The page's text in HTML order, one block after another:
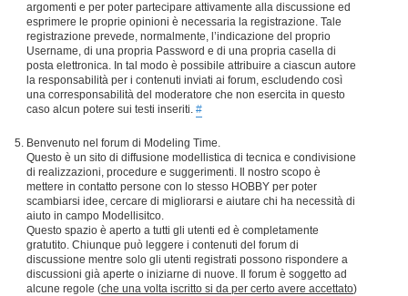
argomenti e per poter partecipare attivamente alla discussione ed
esprimere le proprie opinioni è necessaria la registrazione. Tale
registrazione prevede, normalmente, l’indicazione del proprio
Username, di una propria Password e di una propria casella di
posta elettronica. In tal modo è possibile attribuire a ciascun autore
la responsabilità per i contenuti inviati ai forum, escludendo così
una corresponsabilità del moderatore che non esercita in questo
caso alcun potere sui testi inseriti. #
Benvenuto nel forum di Modeling Time.
Questo è un sito di diffusione modellistica di tecnica e condivisione
di realizzazioni, procedure e suggerimenti. Il nostro scopo è
mettere in contatto persone con lo stesso HOBBY per poter
scambiarsi idee, cercare di migliorarsi e aiutare chi ha necessità di
aiuto in campo Modellisitco.
Questo spazio è aperto a tutti gli utenti ed è completamente
gratutito. Chiunque può leggere i contenuti del forum di
discussione mentre solo gli utenti registrati possono rispondere a
discussioni già aperte o iniziarne di nuove. Il forum è soggetto ad
alcune regole (che una volta iscritto si da per certo avere accettato)